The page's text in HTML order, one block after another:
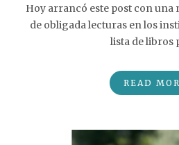
Hoy arrancó este post con una
de obligada lecturas en los
lista de libros
READ